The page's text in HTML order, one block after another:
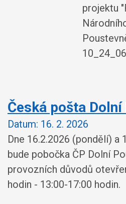
projektu
Česká pošta
Datum: 16. 2. 2026
Dne 16.2.2026 (pondělí) a
bude pobočka ČP Dolní
provozních důvodů
hodin - 13:00-17:00 hodin.